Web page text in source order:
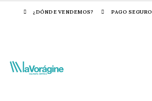
¿DÓNDE VENDEMOS? PAGO SEGURO